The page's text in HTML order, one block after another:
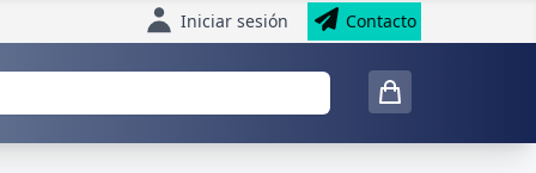
Iniciar sesión Contacto